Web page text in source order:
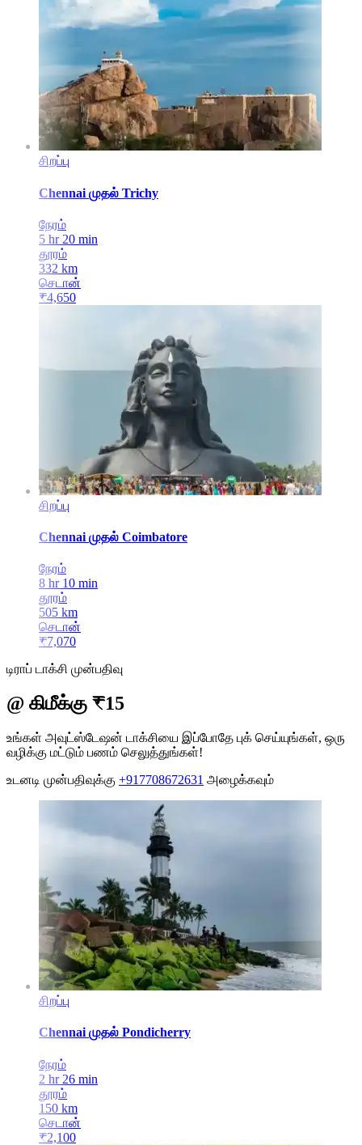
சிறப்பு
Chennai முதல் Trichy
நேரம்
5 hr 20 min
தூரம்
332 km
செடான்
₹4,650
சிறப்பு
Chennai முதல் Coimbatore
நேரம்
8 hr 10 min
தூரம்
505 km
செடான்
₹7,070
டிராப் டாக்சி முன்பதிவு
@ கிமீக்கு ₹15
உங்கள் அவுட்ஸ்டேஷன் டாக்சியை இப்போதே புக் செய்யுங்கள், ஒரு
வழிக்கு மட்டும் பணம் செலுத்துங்கள்!
உடனடி முன்பதிவுக்கு +917708672631 அழைக்கவும்
சிறப்பு
Chennai முதல் Pondicherry
நேரம்
2 hr 26 min
தூரம்
150 km
செடான்
₹2,100